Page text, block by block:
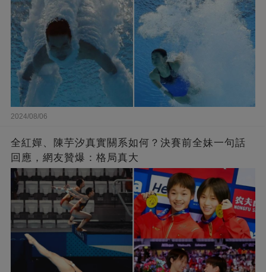
2024/08/06
全紅嬋、陳芋汐真實關系如何？決賽前全妹一句話
回應，網友贊爆：格局真大